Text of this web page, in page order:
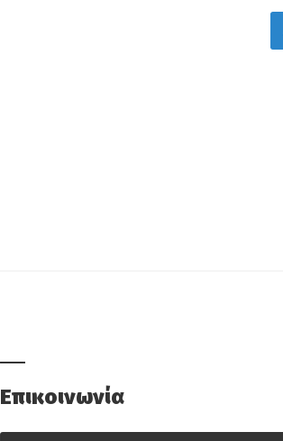
Επικοινωνία